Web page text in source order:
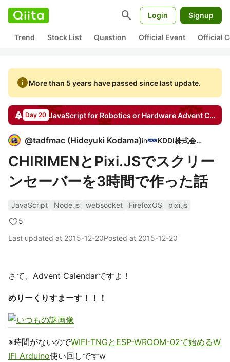
search Login Signup
Trend Stock List Question Official Event Official
infoMore than 5 years have passed since last update.
Day 20 JavaScript for Robotics or HardwareAdvent Calendar
@tadfmac (Hideyuki Kodama)in KDDI株式会社
CHIRIMENとPixi.JSでスクリー
ンセーバーを3時間で作った話
JavaScript Node.js websocket FirefoxOS
pixi.js
5
Last updated at 2015-12-20Posted at 2015-12-20
さて、Advent Calendarですよ！
めりーくりすまーす！！！
※時間がないのでWIFI-TNGとESP-WROOM-02で始めるW
IFI Arduino使い回しですw